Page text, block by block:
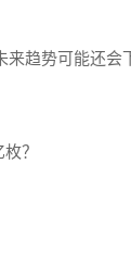
趋势可能还会
？